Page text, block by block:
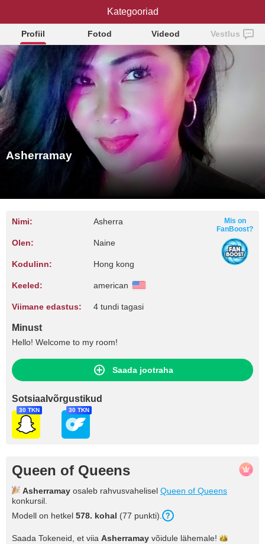
Asherramay
Profiil Fotod Videod Vestlus
Asherramay
Nimi: Asherra
Olen: Naine
Kodulinn: Hong kong
Keeled: american
Viimane edastus: 4 tundi tagasi
Mis on
FanBoost?
Minust
Hello! Welcome to my room!
Saada jootraha
Sotsiaalvõrgustikud
30 TKN 30 TKN
Queen of Queens
Asherramay osaleb rahvusvahelisel Queen of Queens
konkursil.
Modell on hetkel 578. kohal (77 punkti).
Saada Tokeneid, et viia Asherramay võidule lähemale!
Kategooriad